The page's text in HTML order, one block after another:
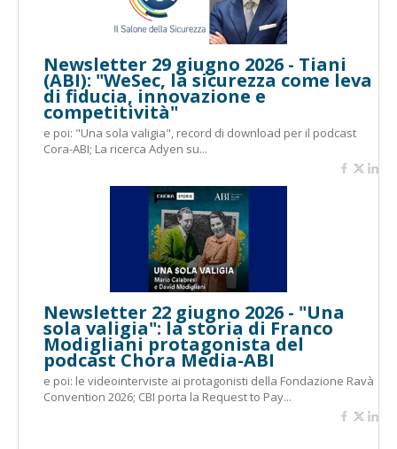
Newsletter 29 giugno 2026 - Tiani
(ABI): "WeSec, la sicurezza come leva
di fiducia, innovazione e
competitività"
e poi: "Una sola valigia", record di download per il podcast
Cora-ABI; La ricerca Adyen su...
Newsletter 22 giugno 2026 - "Una
sola valigia": la storia di Franco
Modigliani protagonista del
podcast Chora Media-ABI
e poi: le videointerviste ai protagonisti della Fondazione Ravà
Convention 2026; CBI porta la Request to Pay...